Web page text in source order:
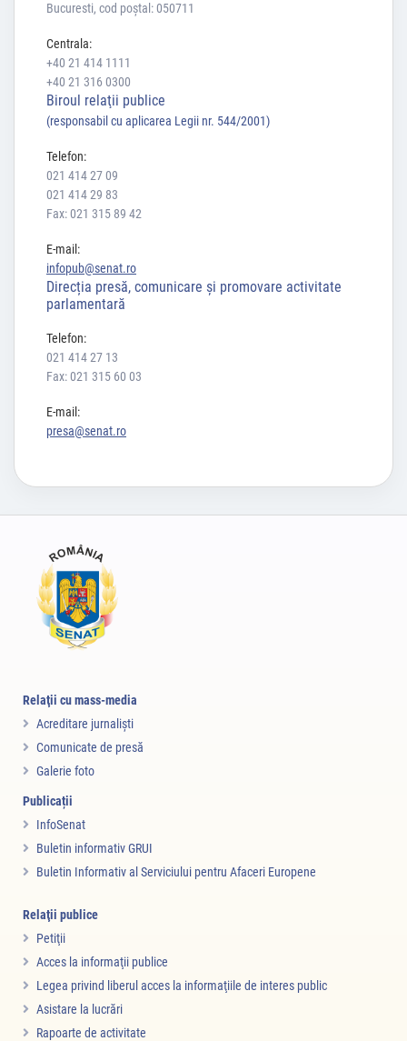
Bucuresti, cod poștal: 050711
Centrala:
+40 21 414 1111
+40 21 316 0300
Biroul relaţii publice
(responsabil cu aplicarea Legii nr. 544/2001)
Telefon:
021 414 27 09
021 414 29 83
Fax: 021 315 89 42
E-mail:
infopub@senat.ro
Direcția presă, comunicare și promovare activitate
parlamentară
Telefon:
021 414 27 13
Fax: 021 315 60 03
E-mail:
presa@senat.ro
Relaţii cu mass-media
Acreditare jurnalişti
Comunicate de presă
Galerie foto
Publicații
InfoSenat
Buletin informativ GRUI
Buletin Informativ al Serviciului pentru Afaceri Europene
Relaţii publice
Petiţii
Acces la informaţii publice
Legea privind liberul acces la informaţiile de interes public
Asistare la lucrări
Rapoarte de activitate